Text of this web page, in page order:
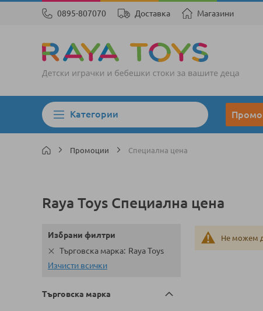
0895-807070 Доставка Магазини
Категории
Промоции Специална цена
Raya Toys Специална цена
Не можем
Избрани филтри
Търговска марка Raya Toys
Изчисти всички
Търговска марка